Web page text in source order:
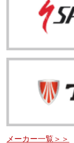
メーカー一覧＞＞